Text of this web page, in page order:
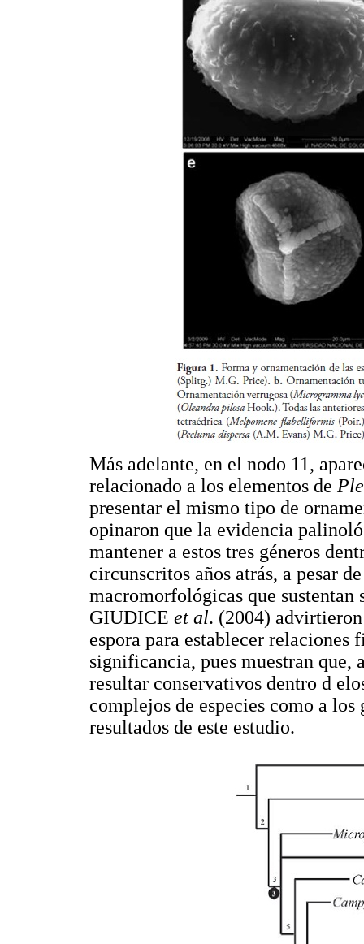
Más adelante, en el nodo 11,
relacionado a los elementos de
presentar el mismo tipo de
opinaron que la evidencia
mantener a estos tres géneros
circunscritos años atrás, a pesar
macromorfológicas que sustentan
GIUDICE et al. (2004)
espora para establecer relaciones
significancia, pues muestran que,
resultar conservativos dentro d
complejos de especies como a
resultados de este estudio.